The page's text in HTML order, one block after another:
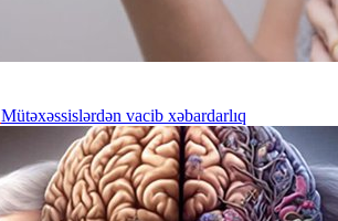
Mütəxəssislərdən vacib xəbardarlıq